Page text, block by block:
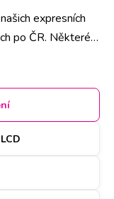
expresních
po ČR. Některé
však zaberou i
k opravě si u
vám ho poté
zárukou a
2 roky.